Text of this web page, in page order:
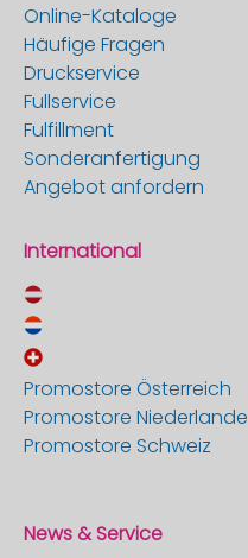
Online-Kataloge
Häufige Fragen
Druckservice
Fullservice
Fulfillment
Sonderanfertigung
Angebot anfordern
International
Promostore Österreich
Promostore Niederlande
Promostore Schweiz
News & Service